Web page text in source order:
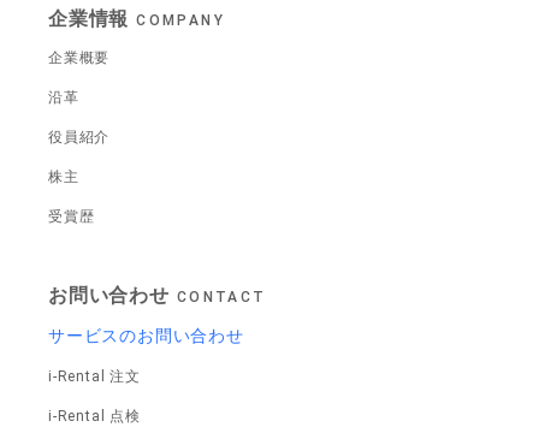
企業情報 COMPANY
企業概要
沿革
役員紹介
株主
受賞歴
お問い合わせ CONTACT
サービスのお問い合わせ
i-Rental 注文
i-Rental 点検